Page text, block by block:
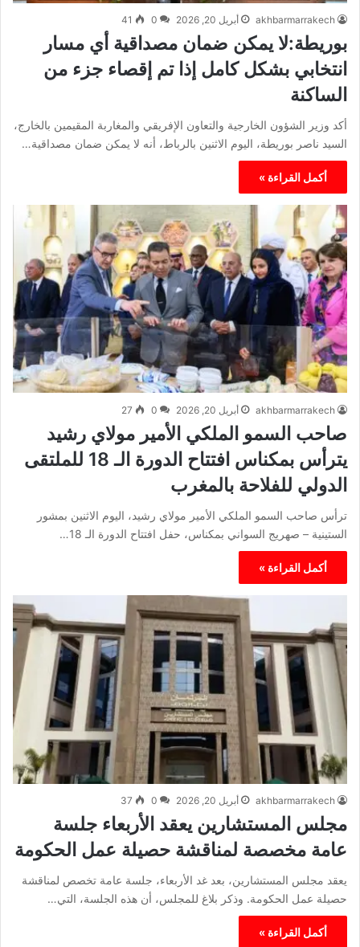
akhbarmarrakech أبريل 20, 2026 0
41
بوريطة:لا يمكن ضمان مصداقية أي مسار
انتخابي بشكل كامل إذا تم إقصاء جزء من
الساكنة
أكد وزير الشؤون الخارجية والتعاون الإفريقي والمغاربة المقيمين بالخارج،
السيد ناصر بوريطة، اليوم الاثنين بالرباط، أنه لا يمكن ضمان مصداقية…
أكمل القراءة »
akhbarmarrakech أبريل 20, 2026 0
27
صاحب السمو الملكي الأمير مولاي رشيد
يترأس بمكناس افتتاح الدورة الـ 18 للملتقى
الدولي للفلاحة بالمغرب
ترأس صاحب السمو الملكي الأمير مولاي رشيد، اليوم الاثنين بمشور
الستينية – صهريج السواني بمكناس، حفل افتتاح الدورة الـ 18…
أكمل القراءة »
akhbarmarrakech أبريل 20, 2026 0
37
مجلس المستشارين يعقد الأربعاء جلسة
عامة مخصصة لمناقشة حصيلة عمل الحكومة
يعقد مجلس المستشارين، بعد غد الأربعاء، جلسة عامة تخصص لمناقشة
حصيلة عمل الحكومة. وذكر بلاغ للمجلس، أن هذه الجلسة، التي…
أكمل القراءة »